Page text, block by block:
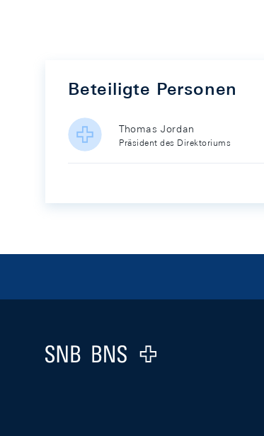
Beteiligte Personen
Thomas Jordan
Präsident des Direktoriums
Logo